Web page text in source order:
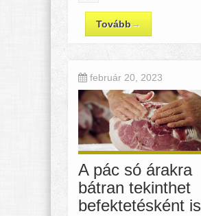
Tovább→
február 20, 2023
A pác só árakra
bátran tekinthet
befektetésként is